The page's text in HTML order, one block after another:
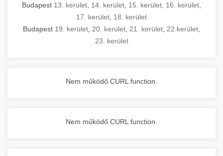
Budapest 13. kerület 14. kerület 15. kerület 16. kerület
17. kerület 18. kerület
Budapest 19. kerület 20. kerület 21. kerület 22.kerület
23. kerület
Nem működő CURL function.
Nem működő CURL function.